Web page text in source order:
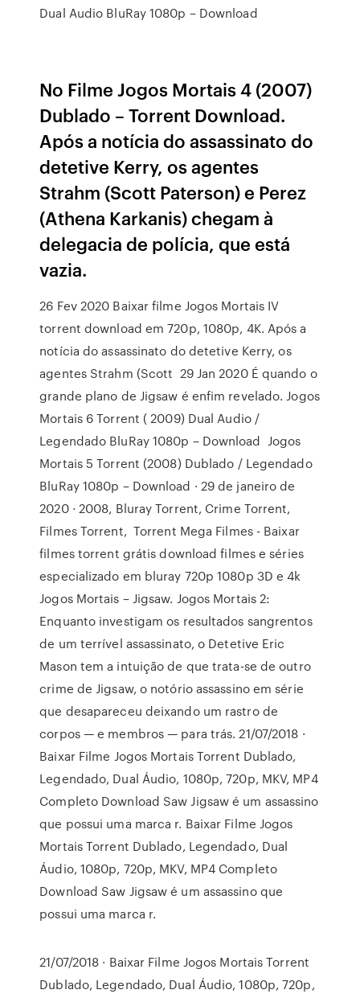
Dual Audio BluRay 1080p – Download
No Filme Jogos Mortais 4 (2007)
Dublado – Torrent Download.
Após a notícia do assassinato do
detetive Kerry, os agentes
Strahm (Scott Paterson) e Perez
(Athena Karkanis) chegam à
delegacia de polícia, que está
vazia.
26 Fev 2020 Baixar filme Jogos Mortais IV
torrent download em 720p, 1080p, 4K. Após a
notícia do assassinato do detetive Kerry, os
agentes Strahm (Scott 29 Jan 2020 É quando o
grande plano de Jigsaw é enfim revelado. Jogos
Mortais 6 Torrent ( 2009) Dual Audio /
Legendado BluRay 1080p – Download Jogos
Mortais 5 Torrent (2008) Dublado / Legendado
BluRay 1080p – Download · 29 de janeiro de
2020 · 2008, Bluray Torrent, Crime Torrent,
Filmes Torrent, Torrent Mega Filmes - Baixar
filmes torrent grátis download filmes e séries
especializado em bluray 720p 1080p 3D e 4k
Jogos Mortais – Jigsaw. Jogos Mortais 2:
Enquanto investigam os resultados sangrentos
de um terrível assassinato, o Detetive Eric
Mason tem a intuição de que trata-se de outro
crime de Jigsaw, o notório assassino em série
que desapareceu deixando um rastro de
corpos — e membros — para trás. 21/07/2018 ·
Baixar Filme Jogos Mortais Torrent Dublado,
Legendado, Dual Áudio, 1080p, 720p, MKV, MP4
Completo Download Saw Jigsaw é um assassino
que possui uma marca r. Baixar Filme Jogos
Mortais Torrent Dublado, Legendado, Dual
Áudio, 1080p, 720p, MKV, MP4 Completo
Download Saw Jigsaw é um assassino que
possui uma marca r.
21/07/2018 · Baixar Filme Jogos Mortais Torrent
Dublado, Legendado, Dual Áudio, 1080p, 720p,